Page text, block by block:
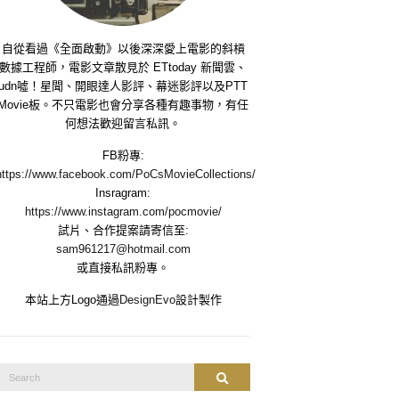
自從看過《全面啟動》以後深深愛上電影的斜槓
數據工程師，電影文章散見於 ETtoday 新聞雲、
噓！星聞、開眼達人影評、幕迷影評以及PTT
板。不只電影也會分享各種有趣事物，有任
何想法歡迎留言私訊。
FB粉專:
www.facebook.com/PoCsMovieCollections/
Insragram:
https://www.instagram.com/pocmovie/
試片、合作提案請寄信至:
sam961217@hotmail.com
或直接私訊粉專。
本站上方Logo通過 DesignEvo設計製作
Search